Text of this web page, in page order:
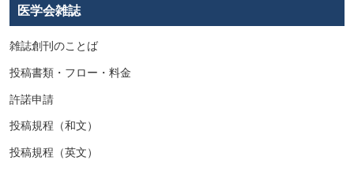
医学会雑誌
雑誌創刊のことば
投稿書類・フロー・料金
許諾申請
投稿規程（和文）
投稿規程（英文）